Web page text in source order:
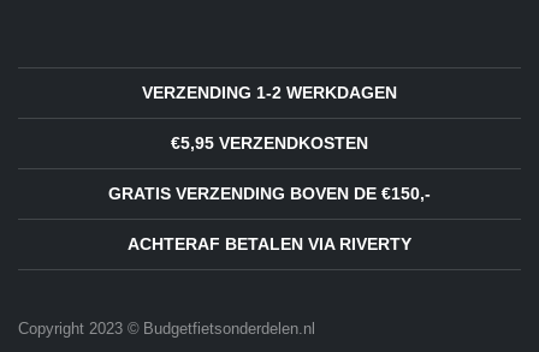
VERZENDING 1-2 WERKDAGEN
€5,95 VERZENDKOSTEN
GRATIS VERZENDING BOVEN DE €150,-
ACHTERAF BETALEN VIA RIVERTY
Copyright 2023 © Budgetfietsonderdelen.nl